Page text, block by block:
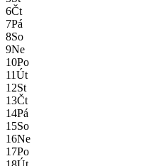
6Čt
7Pá
8So
9Ne
10Po
11Út
12St
13Čt
14Pá
15So
16Ne
17Po